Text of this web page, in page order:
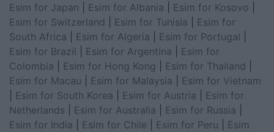
Esim for Japan
Esim for Albania Esim for Kosovo
Esim for Switzerland
Esim for Tunisia
Esim for
South Africa
Esim for Algeria Esim for Portugal
Esim for Brazil
Esim for Argentina
Esim for
Colombia
Esim for Hong Kong Esim for Thailand
Esim for Macau
Esim for Malaysia
Esim for Vietnam
Esim for South Korea Esim for Austria
Esim for
Netherlands
Esim for Australia Esim for Russia
Esim for India
Esim for Chile Esim for Peru
Esim